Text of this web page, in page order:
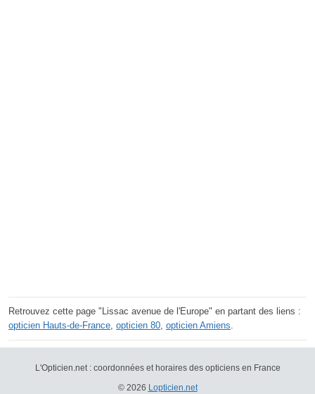
Retrouvez cette page "Lissac avenue de l'Europe" en partant des liens :
opticien Hauts-de-France, opticien 80, opticien Amiens.
L'Opticien.net : coordonnées et horaires des opticiens en France
© 2026 Lopticien.net